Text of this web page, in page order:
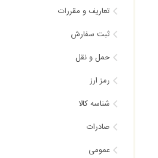
تعاریف و مقررات
ثبت سفارش
حمل و نقل
رمز ارز
شناسه کالا
صادرات
عمومی